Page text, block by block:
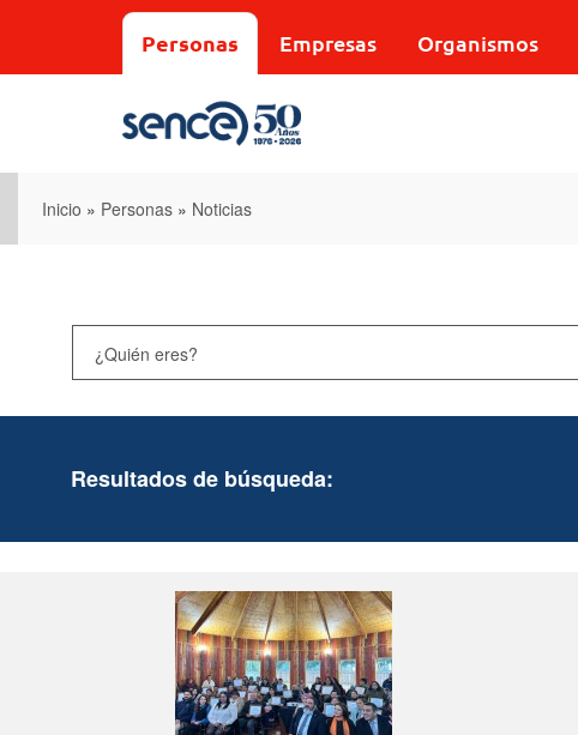
Personas Empresas Organismos
Inicio » Personas » Noticias
Resultados de búsqueda: